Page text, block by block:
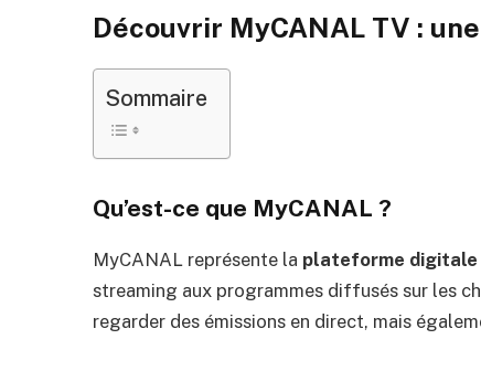
Découvrir MyCANAL TV :
Sommaire
Qu’est-ce que MyCANAL ?
MyCANAL représente la plateforme digitale
streaming aux programmes diffusés sur les
regarder des émissions en direct, mais